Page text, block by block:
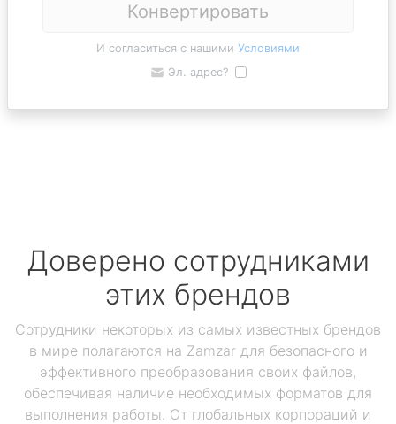
Конвертировать
И согласиться с нашими Условиями
Эл. адрес?
Доверено сотрудниками
этих брендов
Сотрудники некоторых из самых известных брендов
в мире полагаются на Zamzar для безопасного и
эффективного преобразования своих файлов,
обеспечивая наличие необходимых форматов для
выполнения работы. От глобальных корпораций и